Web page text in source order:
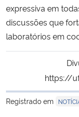
expressiva em
discussões que
laboratórios em
https://
Registrado em